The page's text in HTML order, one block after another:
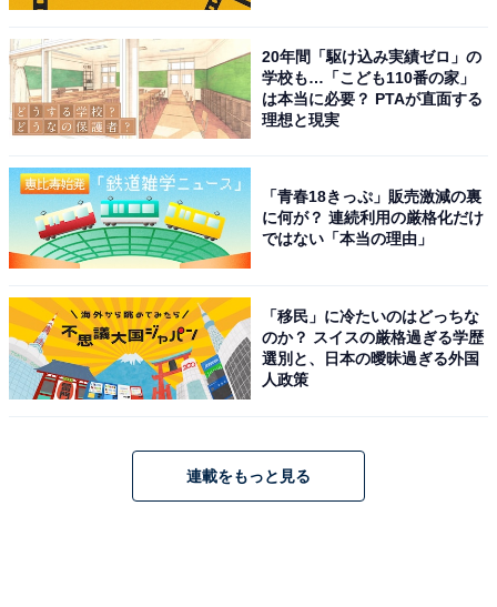
1 2
20年間「駆け込み実績ゼロ」の
学校も…「こども110番の家」
は本当に必要？ PTAが直面する
理想と現実
「青春18きっぷ」販売激減の裏
に何が？ 連続利用の厳格化だけ
ではない「本当の理由」
「移民」に冷たいのはどっちな
のか？ スイスの厳格過ぎる学歴
選別と、日本の曖昧過ぎる外国
人政策
連載をもっと見る